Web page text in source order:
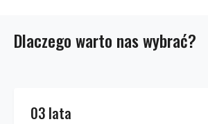
Dlaczego warto nas wybrać?
03 lata